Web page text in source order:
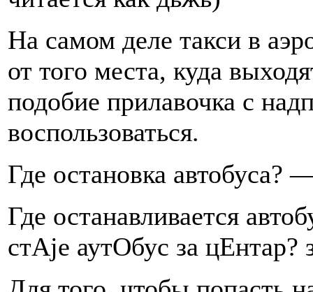
На самом деле такси в
от того места, куда
подобие прилавочка с
воспользоваться.
Где остановка автобуса?
Где останавливается
стАjе аутОбус за цЕнтар?